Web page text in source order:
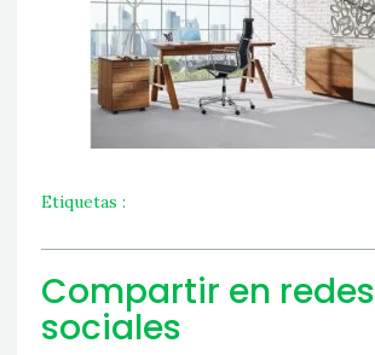
Etiquetas :
Compartir en redes
sociales